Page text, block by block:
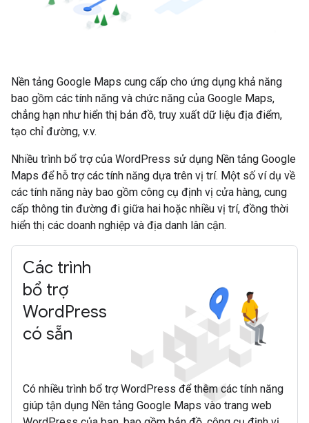
Nền tảng Google Maps cung cấp cho ứng dụng khả năng
bao gồm các tính năng và chức năng của Google Maps,
chẳng hạn như hiển thị bản đồ, truy xuất dữ liệu địa điểm,
tạo chỉ đường, v.v.
Nhiều trình bổ trợ của WordPress sử dụng Nền tảng Google
Maps để hỗ trợ các tính năng dựa trên vị trí. Một số ví dụ về
các tính năng này bao gồm công cụ định vị cửa hàng, cung
cấp thông tin đường đi giữa hai hoặc nhiều vị trí, đồng thời
hiển thị các doanh nghiệp và địa danh lân cận.
Các trình
bổ trợ
WordPress
có sẵn
Có nhiều trình bổ trợ WordPress để thêm các tính năng
giúp tận dụng Nền tảng Google Maps vào trang web